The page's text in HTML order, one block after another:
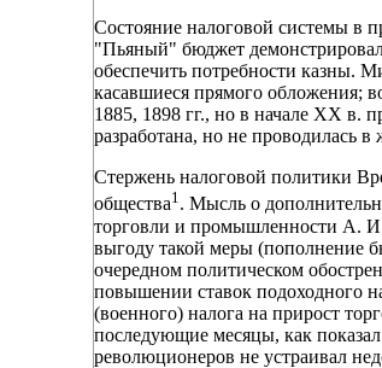
Состояние налоговой системы в
"Пьяный" бюджет
обеспечить потребности казны.
касавшиеся прямого обложения;
1885, 1898 гг., но в начале XX в.
разработана, но не проводилась в
Стержень налоговой политики
общества1. Мысль о
торговли и промышленности А.
выгоду такой меры (пополнение
очередном политическом
повышении ставок подоходного
(военного) налога на прирост
последующие месяцы, как
революционеров не устраивал